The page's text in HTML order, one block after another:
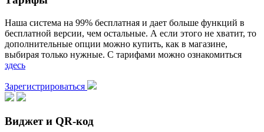
Наша система на 99% бесплатная и дает больше функций в
бесплатной версии, чем остальные. А если этого не хватит, то
дополнительные опции можно купить, как в магазине,
выбирая только нужные. С тарифами можно ознакомиться
здесь
Зарегистрироваться
Виджет и QR-код